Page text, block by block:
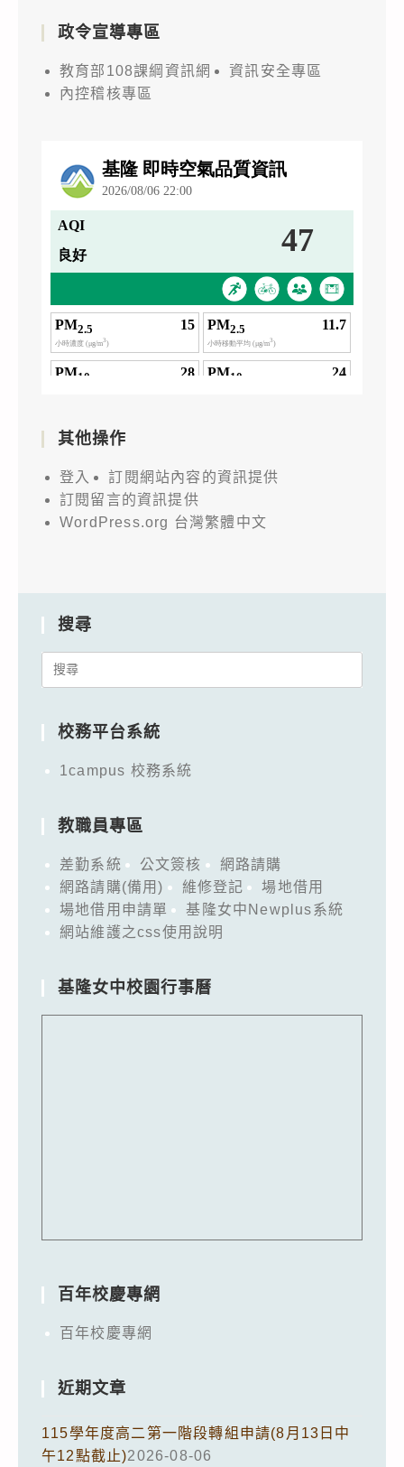
政令宣導專區
教育部108課綱資訊網
資訊安全專區
內控稽核專區
其他操作
登入
訂閱網站內容的資訊提供
訂閱留言的資訊提供
WordPress.org 台灣繁體中文
搜尋
Search
校務平台系統
1campus 校務系統
教職員專區
差勤系統 公文簽核
網路請購
網路請購(備用)
維修登記
場地借用
場地借用申請單
基隆女中Newplus系統
網站維護之css使用說明
基隆女中校園行事曆
百年校慶專網
百年校慶專網
近期文章
115學年度高二第一階段轉組申請(8月13日中
午12點截止)2026-08-06